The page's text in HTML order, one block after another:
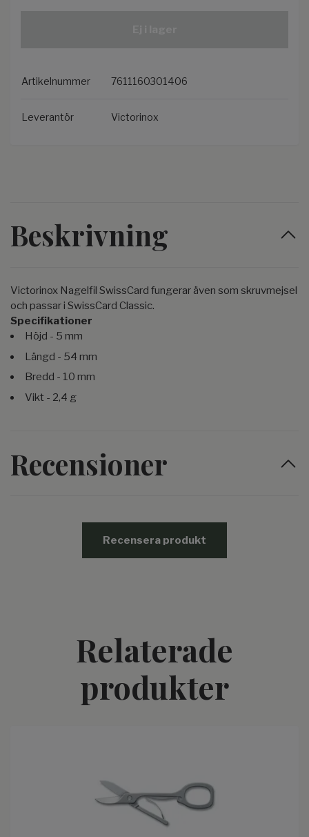
Artikelnummer 7611160301406
Leverantör Victorinox
Beskrivning
Victorinox Nagelfil SwissCard fungerar även som skruvmejsel
och passar i SwissCard Classic.
Specifikationer
Höjd - 5 mm
Längd - 54 mm
Bredd - 10 mm
Vikt - 2,4 g
Recensioner
Recensera produkt
Relaterade
produkter